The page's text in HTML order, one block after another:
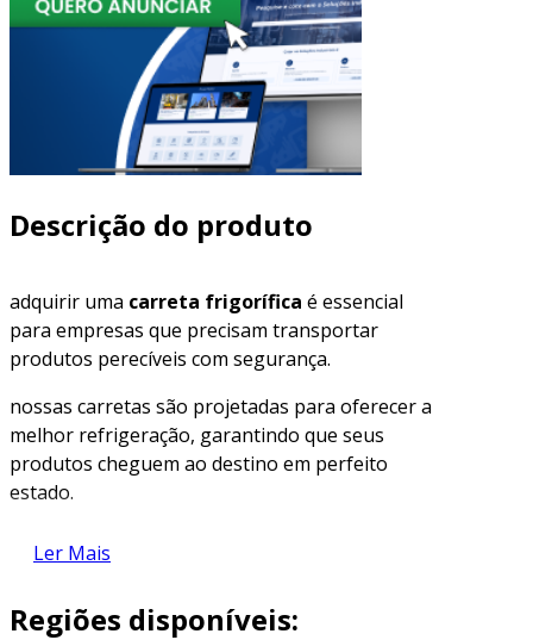
Descrição do produto
adquirir uma carreta frigorífica é essencial
para empresas que precisam transportar
produtos perecíveis com segurança.
nossas carretas são projetadas para oferecer a
melhor refrigeração, garantindo que seus
produtos cheguem ao destino em perfeito
estado.
descubra a solução ideal para suas
necessidades logísticas.
características da carreta frigorífica
Ler Mais
Regiões disponíveis: